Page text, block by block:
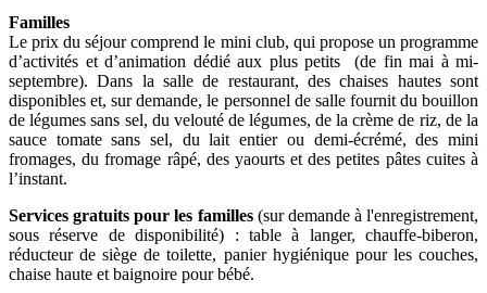
Familles
Le prix du séjour comprend le mini club, qui propose un programme
d’activités et d’animation dédié aux plus petits (de fin mai à mi-
septembre). Dans la salle de restaurant, des chaises hautes sont
disponibles et, sur demande, le personnel de salle fournit du bouillon
de légumes sans sel, du velouté de légumes, de la crème de riz, de la
sauce tomate sans sel, du lait entier ou demi-écrémé, des mini
fromages, du fromage râpé, des yaourts et des petites pâtes cuites à
l’instant.
Services gratuits pour les familles(sur demande à l'enregistrement,
sous réserve de disponibilité) : table à langer, chauffe-biberon,
réducteur de siège de toilette, panier hygiénique pour les couches,
chaise haute et baignoire pour bébé.